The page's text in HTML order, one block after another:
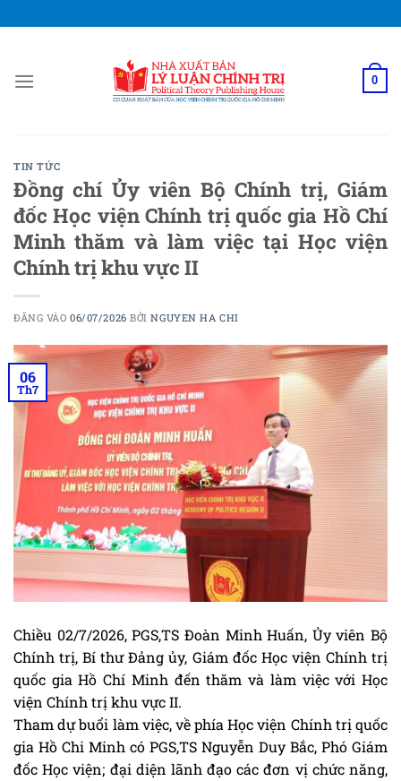
qua
dung
0
TIN TỨC
Đồng chí Ủy viên Bộ Chính trị, Giám
đốc Học viện Chính trị quốc gia Hồ Chí
Minh thăm và làm việc tại Học viện
Chính trị khu vực II
ĐĂNG VÀO06/07/2026 BỞINGUYEN HA CHI
06
Th7
Chiều 02/7/2026, PGS,TS Đoàn Minh Huấn, Ủy viên Bộ
Chính trị, Bí thư Đảng ủy, Giám đốc Học viện Chính trị
quốc gia Hồ Chí Minh đến thăm và làm việc với Học
viện Chính trị khu vực II.
Tham dự buổi làm việc, về phía Học viện Chính trị quốc
gia Hồ Chi Minh có PGS,TS Nguyễn Duy Bắc, Phó Giám
đốc Học viện; đại diện lãnh đạo các đơn vị chức năng,